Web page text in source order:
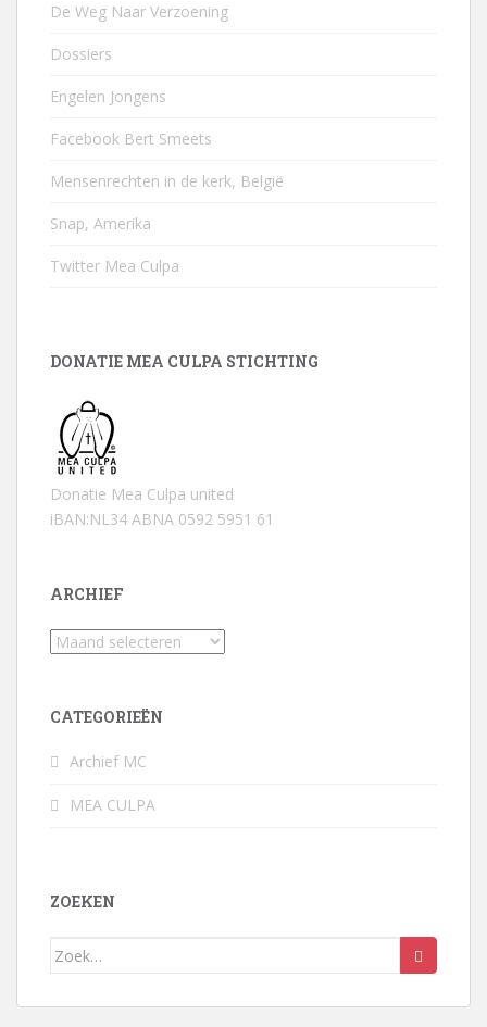
De Weg Naar Verzoening
Dossiers
Engelen Jongens
Facebook Bert Smeets
Mensenrechten in de kerk, België
Snap, Amerika
Twitter Mea Culpa
DONATIE MEA CULPA STICHTING
Donatie Mea Culpa united
iBAN:NL34 ABNA 0592 5951 61
ARCHIEF
Archief
CATEGORIEËN
Archief MC
MEA CULPA
ZOEKEN
Zoek